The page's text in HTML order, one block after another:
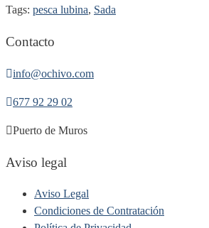
Tags: pesca lubina, Sada
Contacto
info@ochivo.com
677 92 29 02
Puerto de Muros
Aviso legal
Aviso Legal
Condiciones de Contratación